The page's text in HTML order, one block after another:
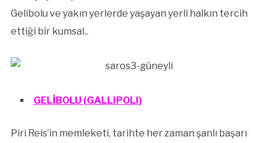
Gelibolu ve yakın yerlerde yaşayan yerli halkın tercih
ettiği bir kumsal..
GELİBOLU (GALLIPOLI)
Piri Reis’in memleketi, tarihte her zaman şanlı başarı